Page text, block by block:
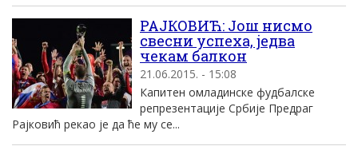
РАЈКОВИЋ: Још нисмо
свесни успеха, једва
чекам балкон
21.06.2015. - 15:08
Капитен омладинске фудбалске
репрезентације Србије Предраг
Рајковић рекао је да ће му се...